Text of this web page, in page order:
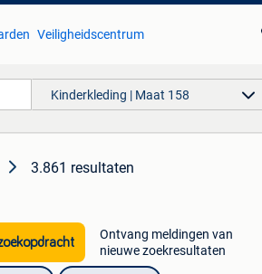
Veiligheidscentrum
Kinderkleding | Maat 158
3.861 resultaten
Ontvang meldingen van
nieuwe zoekresultaten